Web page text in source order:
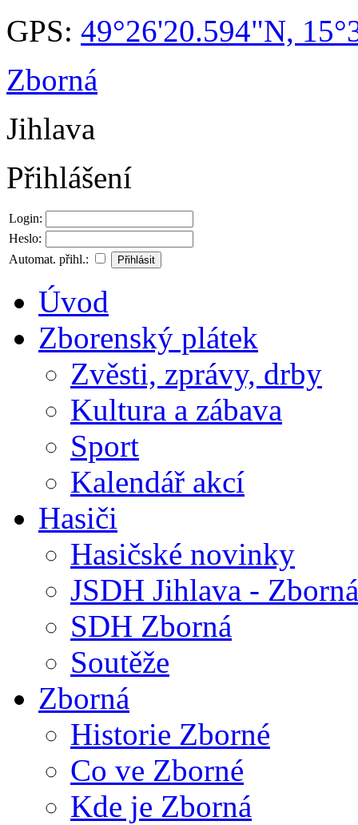
GPS: 49°26'20.594"N,
Zborná
Jihlava
Přihlášení
Login:
Heslo:
Automat. přihl.:
Úvod
Zborenský plátek
Zvěsti, zprávy, drby
Kultura a zábava
Sport
Kalendář akcí
Hasiči
Hasičské novinky
JSDH Jihlava - Zborná
SDH Zborná
Soutěže
Zborná
Historie Zborné
Co ve Zborné
Kde je Zborná